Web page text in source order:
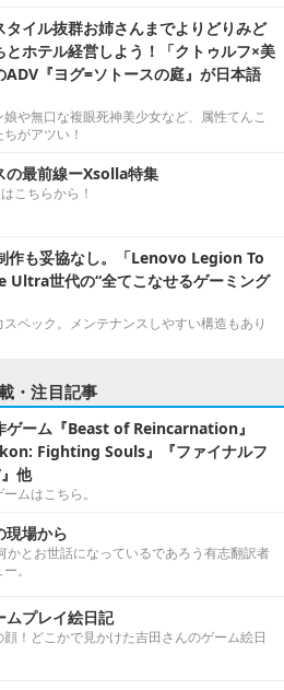
タイル抜群お姉さんまでよりどりみど
とホテル経営しよう！「クトゥルフ×美
ADV『ヨグ=ソトースの庭』が日本語
や無口な複眼死神美少女など、属性てんこ
がアツい！
の最前線ーXsolla特集
こちらから！
作も妥協なし。「Lenovo Legion To
Ultra世代の“全てこなせるゲーミング
ペック。メンテナンスしやすい構造もあり
・注目記事
ゲーム『Beast of Reincarnation』
Fighting Souls』『ファイナルフ
他
ムはこちら。
現場から
かとお世話になっているであろう有志翻訳者
。
ムプレイ絵日記
顔！どこかで見かけた吉田さんのゲーム絵日